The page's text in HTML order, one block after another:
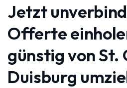
Jetzt
Offerte
günstig von St.
Duisburg